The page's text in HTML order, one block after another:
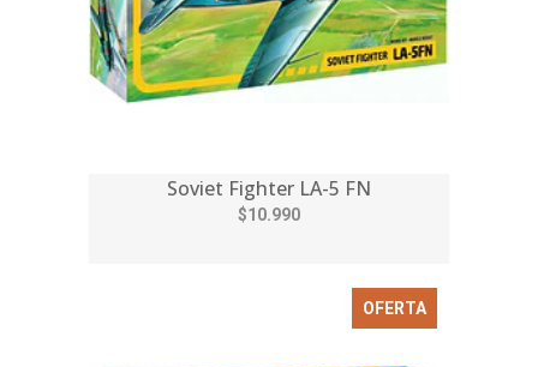
Soviet Fighter LA-5 FN
$10.990
OFERTA